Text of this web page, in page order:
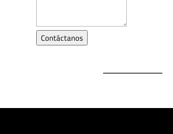
Contáctanos